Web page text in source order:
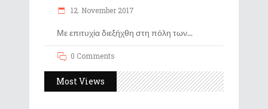
12. November 2017
Με επιτυχία διεξήχθη στη πόλη των
0 Comments
Most Views